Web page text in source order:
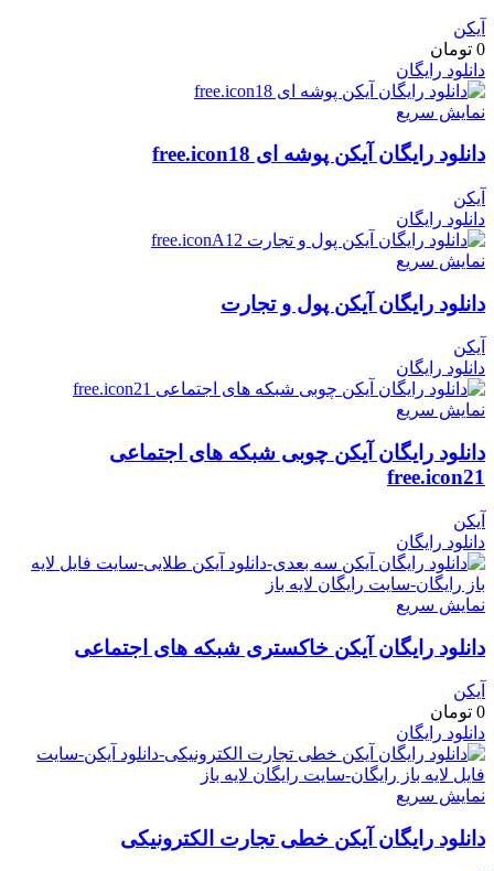
آیکن
0 تومان
دانلود رایگان
نمایش سریع
دانلود رایگان آیکن پوشه ای free.icon18
آیکن
دانلود رایگان
نمایش سریع
دانلود رایگان آیکن پول و تجارت
آیکن
دانلود رایگان
نمایش سریع
دانلود رایگان آیکن چوبی شبکه های اجتماعی
free.icon21
آیکن
دانلود رایگان
نمایش سریع
دانلود رایگان آیکن خاکستری شبکه های اجتماعی
آیکن
0 تومان
دانلود رایگان
نمایش سریع
دانلود رایگان آیکن خطی تجارت الکترونیکی